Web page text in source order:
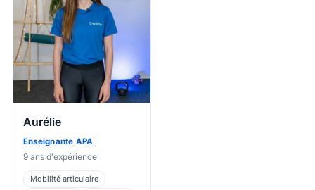
Aurélie
Enseignante APA
9 ans d'expérience
Mobilité articulaire